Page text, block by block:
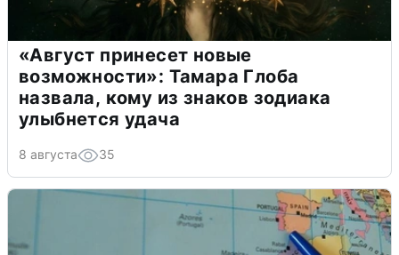
«Август принесет новые
возможности»: Тамара Глоба
назвала, кому из знаков зодиака
улыбнется удача
8 августа 35